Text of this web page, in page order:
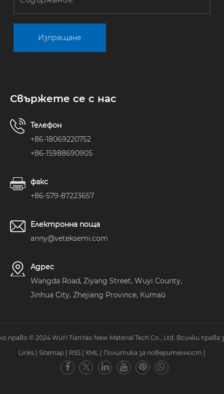
Изпращане
Свържете се с нас
Телефон
+86-18069220752
+86-15988690905
факс
+86-579-87223657
Електронна поща
anny@veteksemi.com
Адрес
Wangda Road, Ziyang Street, Wuyi County,
Jinhua City, Zhejiang Province, Китай
право © 2024 WuYi TianYao New Material Tech.Co., Ltd. Всички права
Links
Sitemap RSS XML Политика за поверителност